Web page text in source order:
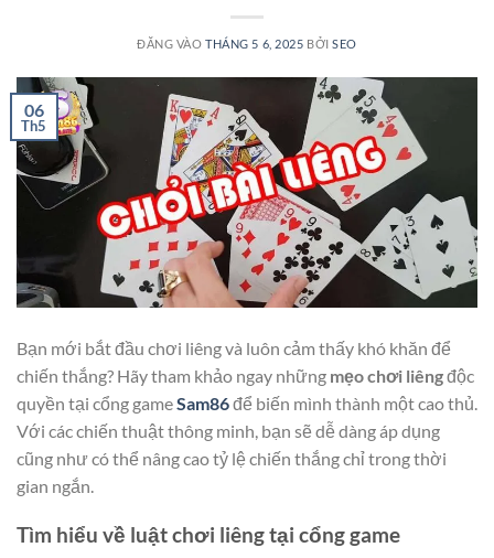
ĐĂNG VÀOTHÁNG 5 6, 2025 BỞISEO
06
Th5
Bạn mới bắt đầu chơi liêng và luôn cảm thấy khó khăn để
chiến thắng? Hãy tham khảo ngay những mẹo chơi liêngđộc
quyền tại cổng gameSam86để biến mình thành một cao thủ.
Với các chiến thuật thông minh, bạn sẽ dễ dàng áp dụng
cũng như có thể nâng cao tỷ lệ chiến thắng chỉ trong thời
gian ngắn.
Tìm hiểu về luật chơi liêng tại cổng game